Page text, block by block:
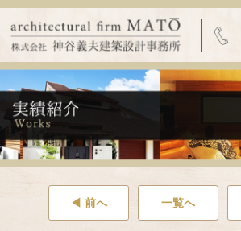
◀ 前へ 一覧へ